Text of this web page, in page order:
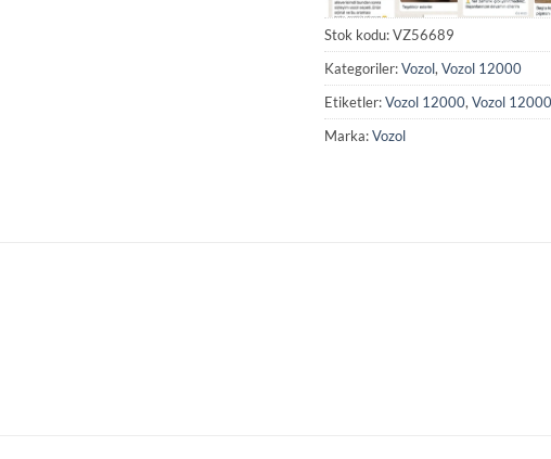
Stok kodu:VZ56689
Kategoriler:Vozol,Vozol 12000
Etiketler:Vozol 12000,Vozol
Marka:Vozol